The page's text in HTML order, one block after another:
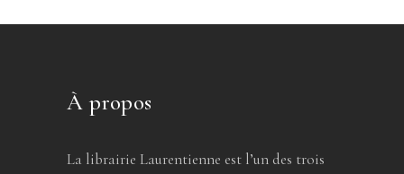
À propos
La librairie Laurentienne est l’un des trois